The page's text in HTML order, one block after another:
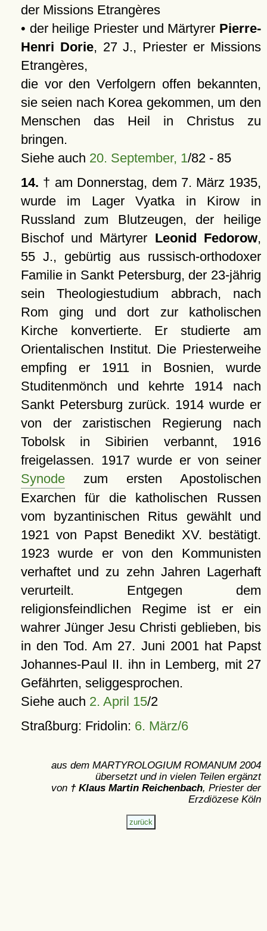
der Missions Etrangères
• der heilige Priester und Märtyrer Pierre-
Henri Dorie, 27 J., Priester er Missions
Etrangères,
die vor den Verfolgern offen bekannten,
sie seien nach Korea gekommen, um den
Menschen das Heil in Christus zu
bringen.
Siehe auch 20. September, 1/82 - 85
14. † am Donnerstag, dem 7. März 1935,
wurde im Lager Vyatka in Kirow in
Russland zum Blutzeugen, der heilige
Bischof und Märtyrer Leonid Fedorow,
55 J., gebürtig aus russisch-orthodoxer
Familie in Sankt Petersburg, der 23-jährig
sein Theologiestudium abbrach, nach
Rom ging und dort zur katholischen
Kirche konvertierte. Er studierte am
Orientalischen Institut. Die Priesterweihe
empfing er 1911 in Bosnien, wurde
Studitenmönch und kehrte 1914 nach
Sankt Petersburg zurück. 1914 wurde er
von der zaristischen Regierung nach
Tobolsk in Sibirien verbannt, 1916
freigelassen. 1917 wurde er von seiner
Synodezum ersten Apostolischen
Exarchen für die katholischen Russen
vom byzantinischen Ritus gewählt und
1921 von Papst Benedikt XV. bestätigt.
1923 wurde er von den Kommunisten
verhaftet und zu zehn Jahren Lagerhaft
verurteilt. Entgegen dem
religionsfeindlichen Regime ist er ein
wahrer Jünger Jesu Christi geblieben, bis
in den Tod. Am 27. Juni 2001 hat Papst
Johannes-Paul II. ihn in Lemberg, mit 27
Gefährten, seliggesprochen.
Siehe auch 2. April 15/2
Straßburg: Fridolin: 6. März/6
aus dem MARTYROLOGIUM ROMANUM 2004
übersetzt und in vielen Teilen ergänzt
von † Klaus Martin Reichenbach, Priester der
Erzdiözese Köln